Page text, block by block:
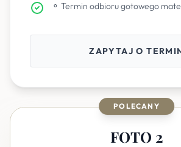
⚬ Termin odbioru gotowego
ZAPYTAJ O
POLECANY
FOTO 2